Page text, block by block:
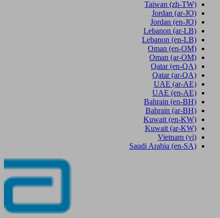
Taiwan (zh-TW)
Jordan (ar-JO)
Jordan (en-JO)
Lebanon (ar-LB)
Lebanon (en-LB)
Oman (en-OM)
Oman (ar-OM)
Qatar (en-QA)
Qatar (ar-QA)
UAE (ar-AE)
UAE (en-AE)
Bahrain (en-BH)
Bahrain (ar-BH)
Kuwait (en-KW)
Kuwait (ar-KW)
Vietnam (vi)
Saudi Arabia (en-SA)